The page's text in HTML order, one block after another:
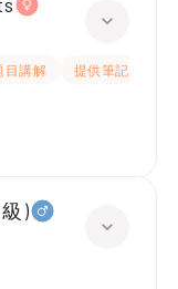
目講解 提供筆記
)